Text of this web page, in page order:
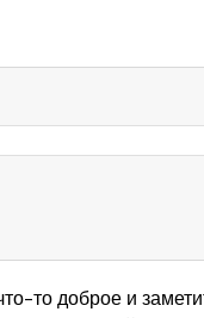
то доброе и